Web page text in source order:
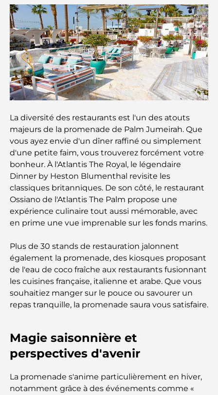
Les meilleurs iftars à Dubaï : 7 adresses
incontournables pour un repas de Ramadan
mémorable
Cafés à Business Bay : l’alliance parfaite du café et
de la convivialité
Restaurants étoilés Michelin à Dubaï : un circuit
Découverte des restaurants de Jumeirah Golf
Estates : un guide culinaire
Dubai Horse Racing: Where Tradition Meets
Global Competition
Cafés à Palm Jumeirah : Guide des meilleurs cafés
et lieux de vie de l’île
sélection pour 2026
Comment obtenir un prêt immobilier à Dubaï : le
guide ultime
Plan directeur de Tilal Al Ghaf : une nouvelle
Maisons conformes au Vastu : Guide pratique pour
créer équilibre et harmonie
Les meilleures entreprises d'aménagement
paysager à Dubaï : Transformer vos espaces
La diversité des restaurants est l'un des atouts
majeurs de la promenade de Palm Jumeirah. Que
vous ayez envie d'un dîner raffiné ou simplement
d'une petite faim, vous trouverez forcément votre
bonheur. À l'Atlantis The Royal, le légendaire
Dinner by Heston Blumenthal revisite les
classiques britanniques. De son côté, le restaurant
Ossiano de l'Atlantis The Palm propose une
expérience culinaire tout aussi mémorable, avec
en prime une vue imprenable sur les fonds marins.
Plus de 30 stands de restauration jalonnent
également la promenade, des kiosques proposant
de l'eau de coco fraîche aux restaurants fusionnant
les cuisines française, italienne et arabe. Que vous
souhaitiez manger sur le pouce ou savourer un
repas tranquille, la promenade saura vous satisfaire.
Magie saisonnière et
perspectives d'avenir
La promenade s'anime particulièrement en hiver,
notamment grâce à des événements comme «